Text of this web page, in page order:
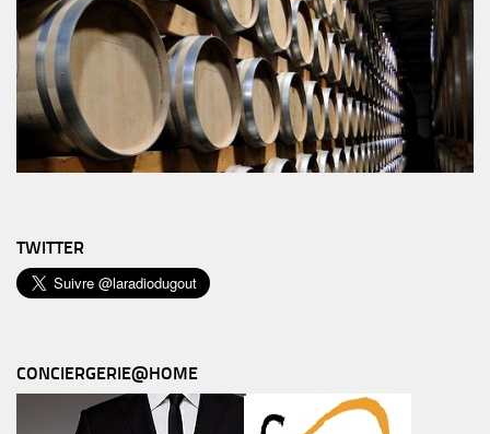
TWITTER
CONCIERGERIE@HOME